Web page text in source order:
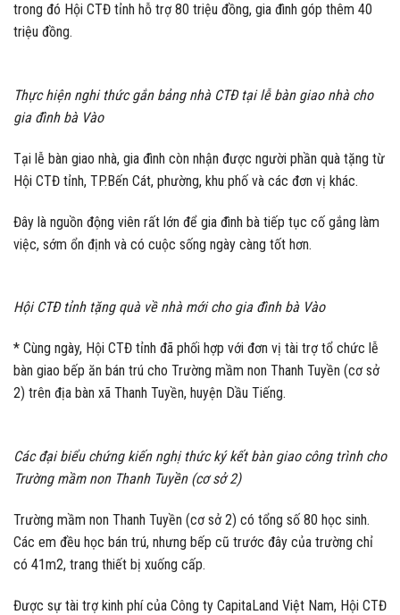
trong đó Hội CTĐ tỉnh hỗ trợ 80 triệu đồng, gia đình góp thêm 40
triệu đồng.
Thực hiện nghi thức gắn bảng nhà CTĐ tại lễ bàn giao nhà cho
gia đình bà Vào
Tại lễ bàn giao nhà, gia đình còn nhận được người phần quà tặng từ
Hội CTĐ tỉnh, TP.Bến Cát, phường, khu phố và các đơn vị khác.
Đây là nguồn động viên rất lớn để gia đình bà tiếp tục cố gắng làm
việc, sớm ổn định và có cuộc sống ngày càng tốt hơn.
Hội CTĐ tỉnh tặng quà về nhà mới cho gia đình bà Vào
* Cùng ngày, Hội CTĐ tỉnh đã phối hợp với đơn vị tài trợ tổ chức lễ
bàn giao bếp ăn bán trú cho Trường mầm non Thanh Tuyền (cơ sở
2) trên địa bàn xã Thanh Tuyền, huyện Dầu Tiếng.
Các đại biểu chứng kiến nghị thức ký kết bàn giao công trình cho
Trường mầm non Thanh Tuyền (cơ sở 2)
Trường mầm non Thanh Tuyền (cơ sở 2) có tổng số 80 học sinh.
Các em đều học bán trú, nhưng bếp cũ trước đây của trường chỉ
có 41m2, trang thiết bị xuống cấp.
Được sự tài trợ kinh phí của Công ty CapitaLand Việt Nam, Hội CTĐ